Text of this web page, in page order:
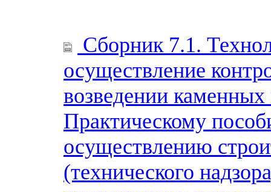
Сборник 7.1.
осуществление
возведении
Практическому
осуществлению
(технического